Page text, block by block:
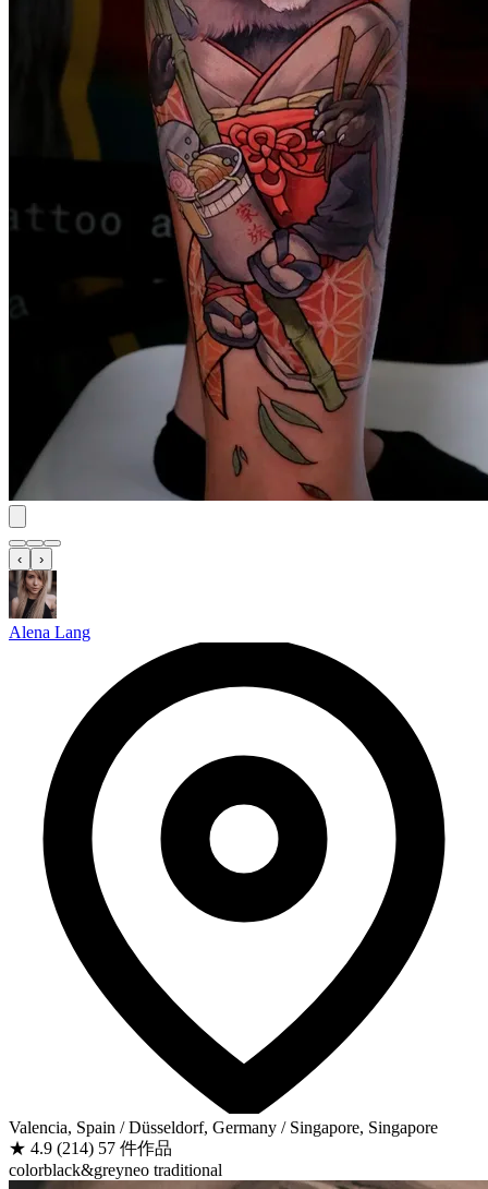
‹ ›
Alena Lang
Valencia, Spain / Düsseldorf, Germany / Singapore, Singapore
★ 4.9 (214) 57 件作品
colorblack&greyneo traditional